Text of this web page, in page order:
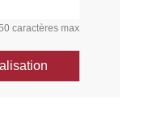
caractères max